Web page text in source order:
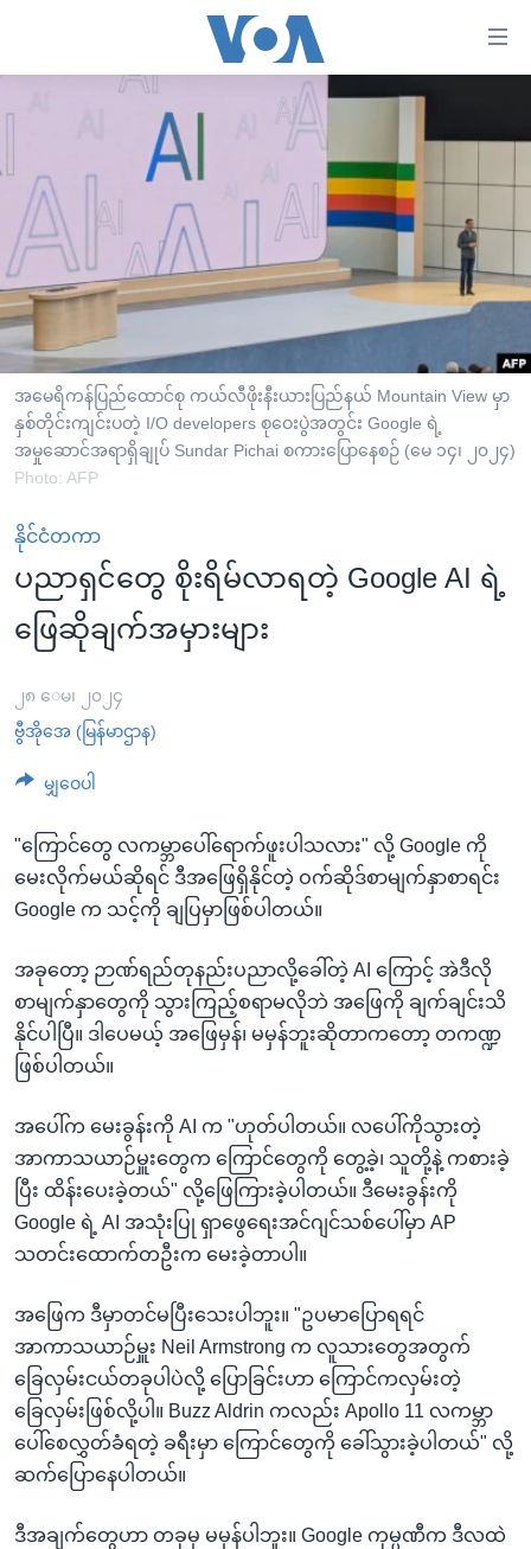
လွယ်ကူ
သည့်
Link
များ
ပင်မ
အကြောင်းအရာ
သို့
ကျော်
ကြည့်
ရန်
အ
ညွန်း
စာမျက်နှာ
သို့
ကြည့်
ရန်
ကျော်
ရန်
ကမ္ဘာ့သတင်းများ
နိုင်ငံတကာ
အမေရိကန်
တရုတ်
အစ္စရေး-ပါလက်စတိုင်း
ဗွီဒီယို
သတင်းလွတ်လပ်ခွင့်
ရပ်ဝန်းတခု လမ်းတခု အလွန်
အင်္ဂလိပ်စာလေ့လာမယ်
အမေရိကန်သုံးအီဒီယံ
မကြေးမုံရဲ့ အင်္ဂလိပ်စာ
အပတ်စဉ်ကဏ္ဍများ
ရေဒီယို
ရေဒီယိုနှင့်ရုပ်သံ အချက်အလက်များ
Learning English
ဗွီအိုအေ လူမှုကွန်ယက်များ
ဘာသာစကားများ
အမေရိကန်ပြည်ထောင်စု ကယ်လီဖိုးနီးယားပြည်နယ် Mountain View မှာ
နှစ်တိုင်းကျင်းပတဲ့ I/O developers စုဝေးပွဲအတွင်း Google ရဲ့
အမှုဆောင်အရာရှိချုပ် Sundar Pichai စကားပြောနေစဉ် (မေ ၁၄၊ ၂၀၂၄)
Photo: AFP
နိုင်ငံတကာ
ပညာရှင်တွေ စိုးရိမ်လာရတဲ့ Google AI ရဲ့
ဖြေဆိုချက်အမှားများ
၂၈ ေမ၊ ၂၀၂၄
ဗွီအိုအေ (မြန်မာဌာန)
မျှဝေပါ
"ကြောင်တွေ လကမ္ဘာပေါ်ရောက်ဖူးပါသလား" လို့ Google ကို
မေးလိုက်မယ်ဆိုရင် ဒီအဖြေရှိနိုင်တဲ့ ဝက်ဆိုဒ်စာမျက်နှာစာရင်း
Google က သင့်ကို ချပြမှာဖြစ်ပါတယ်။
အခုတော့ ဉာဏ်ရည်တုနည်းပညာလို့ခေါ်တဲ့ AI ကြောင့် အဲဒီလို
စာမျက်နှာတွေကို သွားကြည့်စရာမလိုဘဲ အဖြေကို ချက်ချင်းသိ
နိုင်ပါပြီ။ ဒါပေမယ့် အဖြေမှန်၊ မမှန်ဘူးဆိုတာကတော့ တကဏ္ဍ
ဖြစ်ပါတယ်။
အပေါ်က မေးခွန်းကို AI က "ဟုတ်ပါတယ်။ လပေါ်ကိုသွားတဲ့
အာကာသယာဉ်မှူးတွေက ကြောင်တွေကို တွေ့ခဲ့၊ သူတို့နဲ့ ကစားခဲ့
ပြီး ထိန်းပေးခဲ့တယ်" လို့ဖြေကြားခဲ့ပါတယ်။ ဒီမေးခွန်းကို
Google ရဲ့ AI အသုံးပြု ရှာဖွေရေးအင်ဂျင်သစ်ပေါ်မှာ AP
သတင်းထောက်တဦးက မေးခဲ့တာပါ။
အဖြေက ဒီမှာတင်မပြီးသေးပါဘူး။ "ဥပမာပြောရရင်
အာကာသယာဉ်မှူး Neil Armstrong က လူသားတွေအတွက်
ခြေလှမ်းငယ်တခုပါပဲလို့ ပြောခြင်းဟာ ကြောင်ကလှမ်းတဲ့
ခြေလှမ်းဖြစ်လို့ပါ။ Buzz Aldrin ကလည်း Apollo 11 လကမ္ဘာ
ပေါ်စေလွှတ်ခံရတဲ့ ခရီးမှာ ကြောင်တွေကို ခေါ်သွားခဲ့ပါတယ်" လို့
ဆက်ပြောနေပါတယ်။
ဒီအချက်တွေဟာ တခုမှ မမှန်ပါဘူး။ Google ကုမ္ပဏီက ဒီလထဲ